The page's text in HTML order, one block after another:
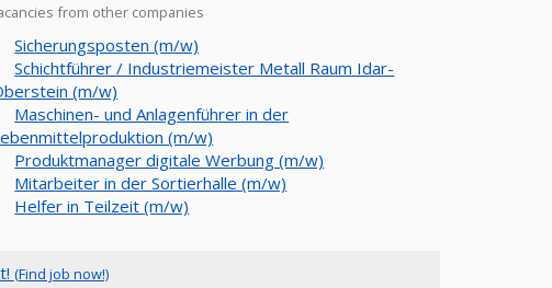
from other companies
Sicherungsposten (m/w)
Schichtführer / Industriemeister Metall Raum Idar-
(m/w)
Maschinen- und Anlagenführer in der
(m/w)
Produktmanager digitale Werbung (m/w)
Mitarbeiter in der Sortierhalle (m/w)
Helfer in Teilzeit (m/w)
(Find job now!)